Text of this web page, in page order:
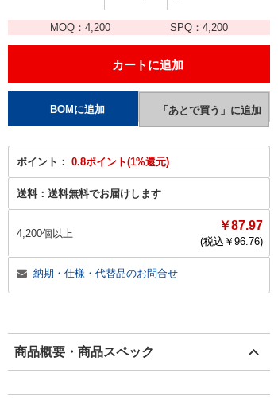
MOQ： 4,200 SPQ：4,200
ポイント： 0.8ポイント(1%還元)
送料： 送料無料でお届けします
4,200個以上
￥87.97
(税込￥ 96.76)
納期・仕様・代替品のお問合せ
商品概要・商品スペック